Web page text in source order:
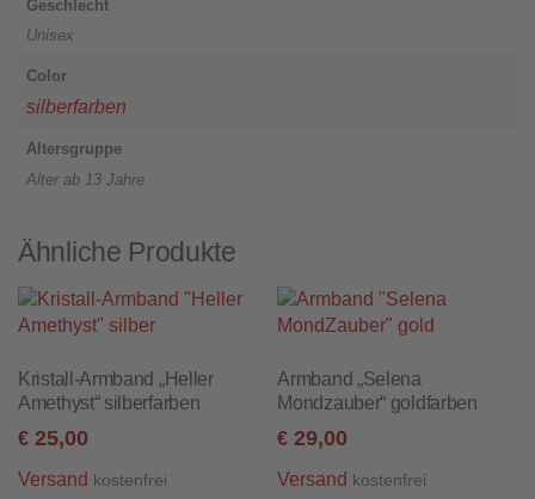
Geschlecht
Unisex
Color
silberfarben
Altersgruppe
Alter ab 13 Jahre
Ähnliche Produkte
Kristall-Armband „Heller
Amethyst“ silberfarben
€ 25,00
Versand kostenfrei
Armband „Selena
Mondzauber“ goldfarben
€ 29,00
Versand kostenfrei